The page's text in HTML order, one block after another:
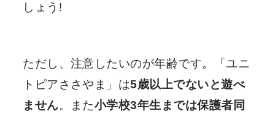
しょう!
ただし、注意したいのが年齢です。「ユニ
トピアささやま」は5歳以上でないと遊べ
ません。また小学校3年生までは保護者同